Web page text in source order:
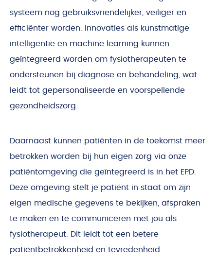
systeem nog gebruiksvriendelijker, veiliger en
efficiënter worden. Innovaties als kunstmatige
intelligentie en machine learning kunnen
geïntegreerd worden om fysiotherapeuten te
ondersteunen bij diagnose en behandeling, wat
leidt tot gepersonaliseerde en voorspellende
gezondheidszorg.
Daarnaast kunnen patiënten in de toekomst meer
betrokken worden bij hun eigen zorg via onze
patiëntomgeving die geïntegreerd is in het EPD.
Deze omgeving stelt je patiënt in staat om zijn
eigen medische gegevens te bekijken, afspraken
te maken en te communiceren met jou als
fysiotherapeut. Dit leidt tot een betere
patiëntbetrokkenheid en tevredenheid.